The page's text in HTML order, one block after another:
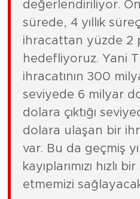
değerlendiriliyor.
sürede, 4 yıllık
ihracattan yüzde 2
hedefliyoruz. Yani
ihracatının 300
seviyede 6 milyar
dolara çıktığı
dolara ulaşan bir
var. Bu da geçmiş
kayıplarımızı hızlı
etmemizi